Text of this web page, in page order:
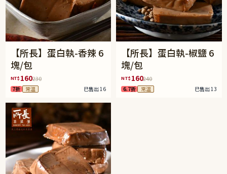
【所長】蛋白執-香辣 6
塊/包
NT$ 160230
7折 常溫 已售出 16
【所長】蛋白執-椒鹽 6
塊/包
NT$ 160240
6.7折 常溫 已售出 13